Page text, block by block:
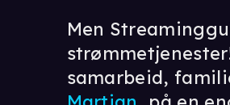
Men
samarbeid,